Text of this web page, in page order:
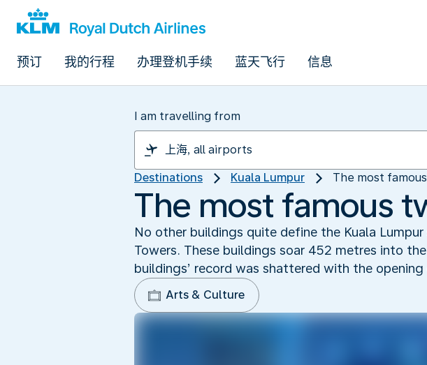
预订 我的行程 办理登机手续 蓝天飞行 信息
I am travelling from
Destinations Kuala Lumpur The most
The most famous
No other buildings quite define the Kuala
Towers. These buildings soar 452 metres into
buildings’ record was shattered with the
Arts & Culture